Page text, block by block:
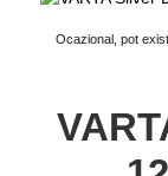
Ocazional, pot